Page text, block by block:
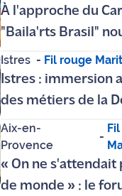
mondiale de
maritime
À l'approche du
"Baila'rts Brasil"
de Marseille au
Istres - Fil rouge
Istres : immersion
des métiers de la
armes classiques,
pointe et claviers
Aix-en-
Provence
-
« On ne s'attendait
de monde » : le